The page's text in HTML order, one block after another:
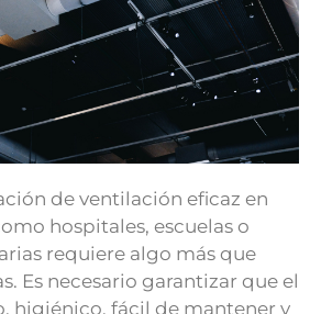
de ventilación eficaz en
hospitales, escuelas o
requiere algo más que
Es necesario garantizar que el
higiénico, fácil de mantener y